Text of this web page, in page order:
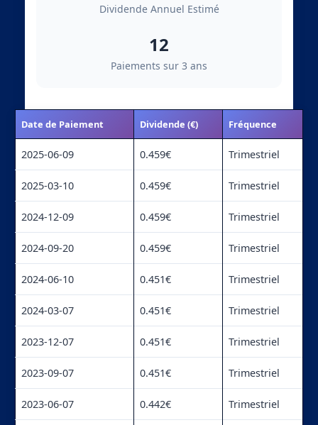
Dividende Annuel Estimé
12
Paiements sur 3 ans
Date de Paiement Dividende (€) Fréquence
2025-06-09 0.459€ Trimestriel
2025-03-10 0.459€ Trimestriel
2024-12-09 0.459€ Trimestriel
2024-09-20 0.459€ Trimestriel
2024-06-10 0.451€ Trimestriel
2024-03-07 0.451€ Trimestriel
2023-12-07 0.451€ Trimestriel
2023-09-07 0.451€ Trimestriel
2023-06-07 0.442€ Trimestriel